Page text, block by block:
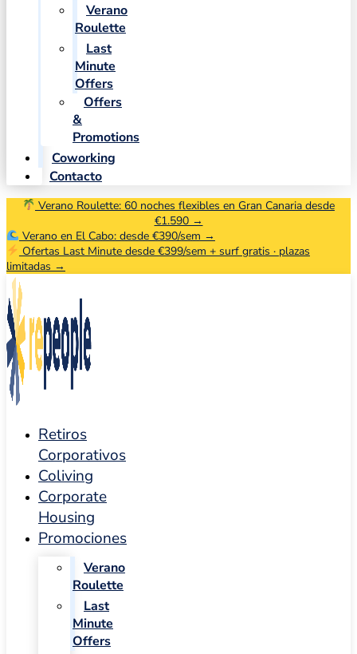
Verano
Roulette
Last
Minute
Offers
Offers
&
Promotions
Coworking
Contacto
Verano Roulette: 60 noches flexibles en Gran Canaria desde
€1.590 →
Verano en El Cabo: desde €390/sem →
Ofertas Last Minute desde €399/sem + surf gratis · plazas
limitadas →
Retiros
Corporativos
Coliving
Corporate
Housing
Promociones
Verano
Roulette
Last
Minute
Offers